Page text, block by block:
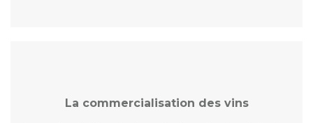
La commercialisation des vins